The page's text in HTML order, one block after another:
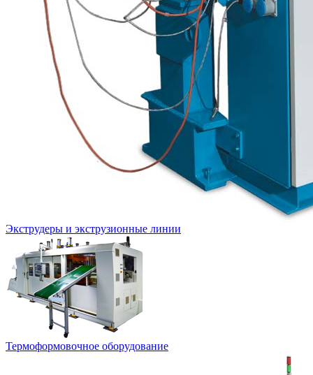
Экструдеры и экструзионные линии
Термоформовочное оборудование